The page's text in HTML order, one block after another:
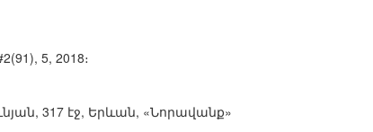
5, 2018։
317 էջ, Երևան, «Նորավանք»